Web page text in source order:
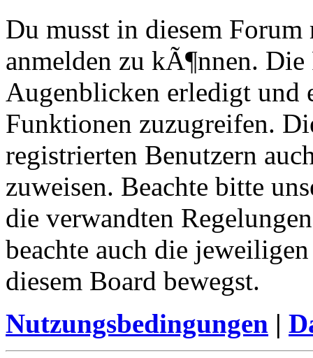
Du musst in diesem
anmelden zu kÃ¶nnen.
Augenblicken erledigt und
Funktionen zuzugreifen.
registrierten Benutzern
zuweisen. Beachte bitte
die verwandten
beachte auch die
diesem Board bewegst.
Nutzungsbedingungen |